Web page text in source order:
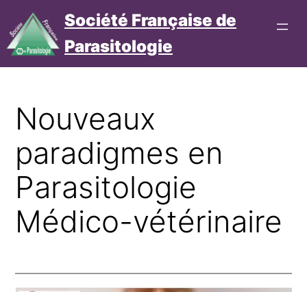
au
contenu
Société Française de
Parasitologie
Connexion
Nouveaux
paradigmes en
Parasitologie
Médico-vétérinaire